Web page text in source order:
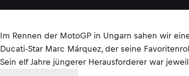
Im Rennen der MotoGP in Ungarn sahen wir
Ducati-Star Marc Márquez, der seine
Sein elf Jahre jüngerer Herausforderer war